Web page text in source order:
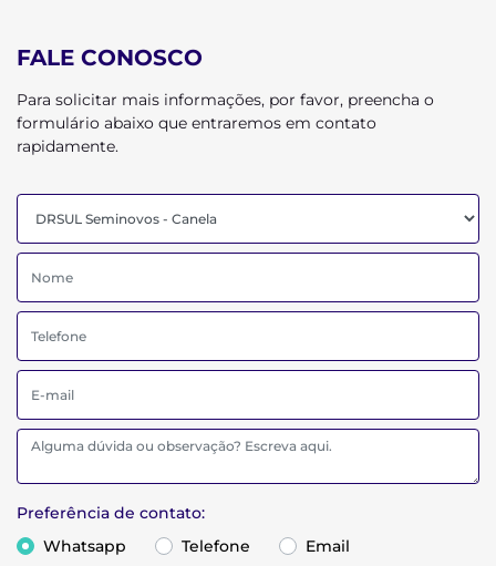
FALE CONOSCO
Para solicitar mais informações, por favor, preencha o
formulário abaixo que entraremos em contato
rapidamente.
Preferência de contato:
Whatsapp
Telefone Email